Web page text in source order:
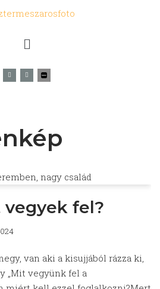
vegyek fel?
van aki a kisujjából rázza ki,
„Mit vegyünk fel a